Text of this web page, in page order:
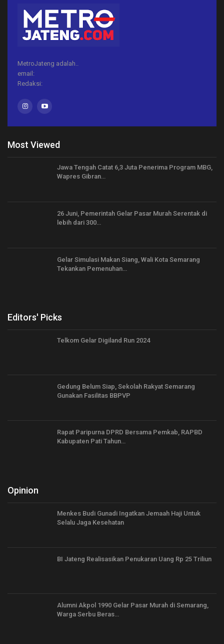
MetroJateng adalah..
email:
Redaksi:
Most Viewed
Jawa Tengah Catat 6,3 Juta Penerima Program MBG,
Wapres Gibran…
26 Juni, Pemerintah Gelar Pasar Murah Serentak di
lebih dari 300…
Gelar Simulasi Makan Siang, Wali Kota Semarang
Tekankan Pemenuhan…
Editors' Picks
Telkom Gelar Digiland Run 2024
Gedung Belum Siap, Sekolah Rakyat Semarang
Gunakan Fasilitas BBPVP
Rapat Paripurna DPRD Bersama Pemkab, RAPBD
Kabupaten Pati Tahun…
Opinion
Menkes Budi Gunadi Ingatkan Jemaah Haji Untuk
Selalu Jaga Kesehatan
BI Jateng Realisasikan Penukaran Uang Rp 25 Triliun
Alumni Akpol 1990 Gelar Pasar Murah di Semarang,
Warga Serbu Beras…